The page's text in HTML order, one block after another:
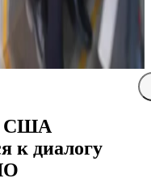
США
к диалогу